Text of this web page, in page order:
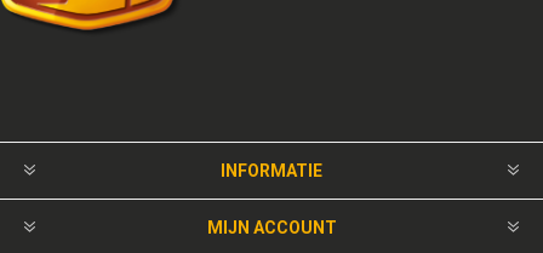
INFORMATIE
MIJN ACCOUNT